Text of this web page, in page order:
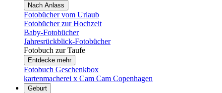
Nach Anlass
Fotobücher vom Urlaub
Fotobücher zur Hochzeit
Baby-Fotobücher
Jahresrückblick-Fotobücher
Fotobuch zur Taufe
Entdecke mehr
Fotobuch Geschenkbox
kartenmacherei x Cam Cam Copenhagen
Geburt